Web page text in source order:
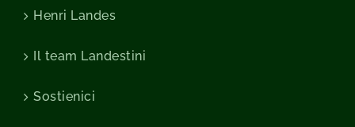
Henri Landes
Il team Landestini
Sostienici